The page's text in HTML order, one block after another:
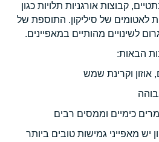
קבוצות אורגניות תלויות כגון
לאטומים של סיליקון. התוספת של
לשינויים מהותיים במאפיינים.
הבאות:
אוזון וקרינת שמש
כימיים וממסים רבים
יש מאפייני גמישות טובים ביותר